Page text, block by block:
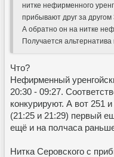
нитке нефирменного
прибывают друг за
А обратно он на нитке
Получается
Что?
Нефирменный
20:30 - 09:27.
конкурируют. А вот 251
(21:25 и 21:29) первый
ещё и на полчаса
Нитка Серовского с